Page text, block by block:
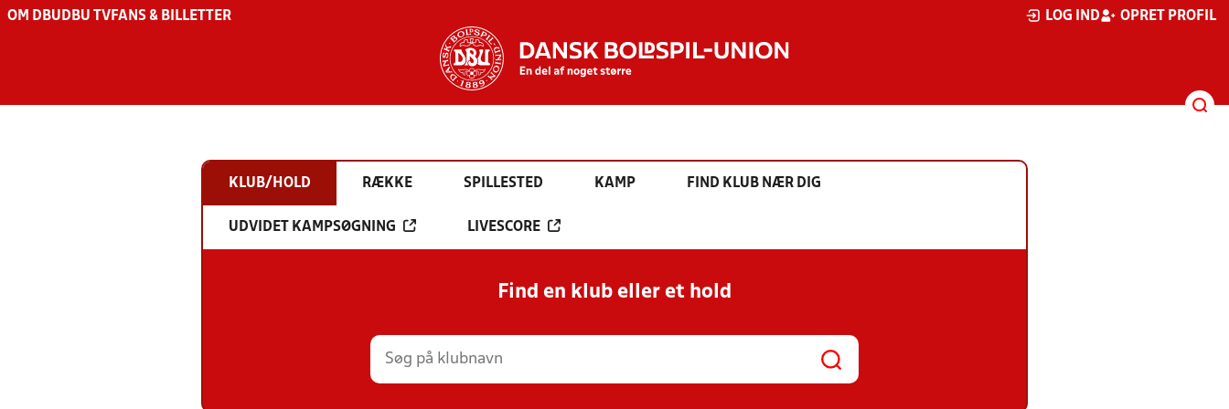
OM DBU DBU TV FANS & BILLETTER LOG IND OPRET PROFIL
KLUB/HOLD RÆKKE SPILLESTED KAMP FIND KLUB NÆR DIG
UDVIDET KAMPSØGNING LIVESCORE
Find en klub eller et hold